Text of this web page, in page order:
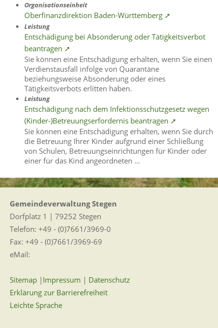
Organisationseinheit
Oberfinanzdirektion Baden-Württemberg ➚
Leistung
Entschädigung bei Absonderung oder Tätigkeitsverbot
beantragen ➚
Sie können eine Entschädigung erhalten, wenn Sie einen
Verdienstausfall infolge von Quarantäne
beziehungsweise Absonderung oder eines
Tätigkeitsverbots erlitten haben.
Leistung
Entschädigung nach dem Infektionsschutzgesetz wegen
(Kinder-)Betreuungserfordernis beantragen ➚
Sie können eine Entschädigung erhalten, wenn Sie durch
die Betreuung Ihrer Kinder aufgrund einer Schließung
von Schulen, Betreuungseinrichtungen für Kinder oder
einer für das Kind angeordneten …
Gemeindeverwaltung Stegen
Dorfplatz 1 | 79252 Stegen
Telefon: +49 - (0)7661/3969-0
Fax: +49 - (0)7661/3969-69
eMail:
Sitemap | Impressum | Datenschutz
Erklärung zur Barrierefreiheit
Leichte Sprache